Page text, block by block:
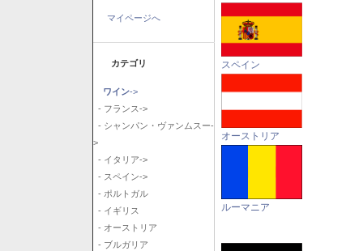
マイページへ
カテゴリ
ワイン->
- フランス->
- シャンパン・ヴァンムスー-
>
- イタリア->
- スペイン->
- ポルトガル
- イギリス
- オーストリア
- ブルガリア
スペイン
オーストリア
ルーマニア